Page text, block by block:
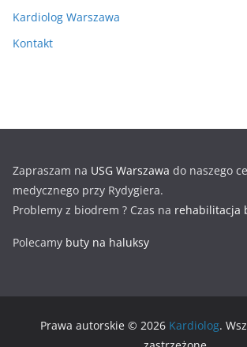
Kardiolog Warszawa
Kontakt
Zapraszam na USG Warszawa do naszego
medycznego przy Rydygiera.
Problemy z biodrem ? Czas na rehabilitacja
Polecamy buty na haluksy
Prawa autorskie © 2026 Kardiolog.